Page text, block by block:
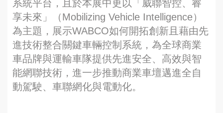
系統平台，且於本展中更以「威聯智控、睿
享未來」（Mobilizing Vehicle Intelligence）
為主題，展示WABCO如何開拓創新且藉由先
進技術整合關鍵車輛控制系統，為全球商業
車品牌與運輸車隊提供先進安全、高效與智
能網聯技術，進一步推動商業車壇邁進全自
動駕駛、車聯網化與電動化。